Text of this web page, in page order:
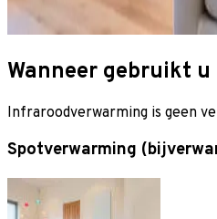
Wanneer gebruikt
Infraroodverwarming is geen
Spotverwarming